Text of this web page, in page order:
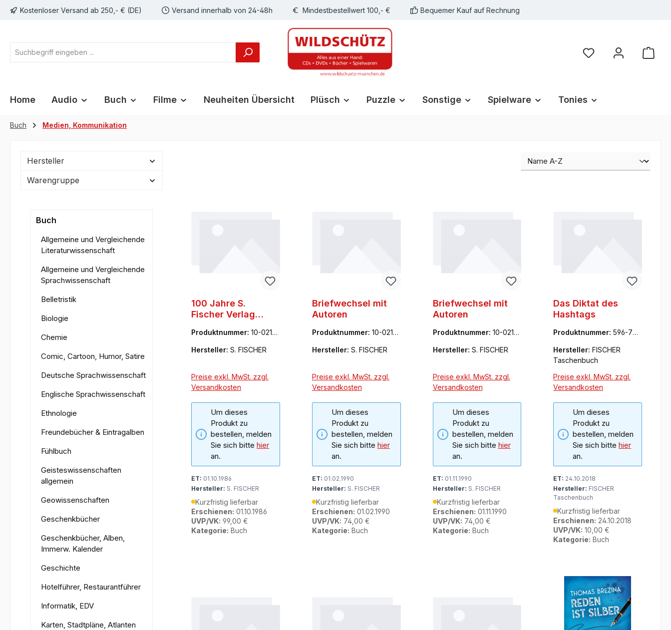
Zur Hauptnavigation springen
Kostenloser Versand ab 250,- € (DE) Versand innerhalb von 24-48h Mindestbestellwert 100,- € Bequemer Kauf auf Rechnung
Du hast 0 Produkte
Home Audio Buch Filme Neuheiten Übersicht Plüsch Puzzle Sonstige Spielware Tonies
Buch Medien, Kommunikation
Hersteller
Warengruppe
Buch
Allgemeine und Vergleichende
Literaturwissenschaft
Allgemeine und Vergleichende
Sprachwissenschaft
Belletristik
Biologie
Chemie
Comic, Cartoon, Humor, Satire
Deutsche Sprachwissenschaft
Englische Sprachwissenschaft
Ethnologie
Freundebücher & Eintragalben
Fühlbuch
Geisteswissenschaften
allgemein
Geowissenschaften
Geschenkbücher
Geschenkbücher, Alben,
Immerw. Kalender
Geschichte
Hotelführer, Restaurantführer
Informatik, EDV
Karten, Stadtpläne, Atlanten
100 Jahre S.
Fischer Verlag
Bibliographie
Produktnummer: 10-0215
Hersteller: S. FISCHER
Preise exkl. MwSt. zzgl.
Versandkosten
Um dieses
Produkt zu
bestellen, melden
Sie sich bitte hier
an.
ET: 01.10.1986
Hersteller: S. FISCHER
Kurzfristig lieferbar
Erschienen: 01.10.1986
UVP/VK: 99,00 €
Kategorie: Buch
Briefwechsel mit
Autoren
Produktnummer: 10-0215
Hersteller: S. FISCHER
Preise exkl. MwSt. zzgl.
Versandkosten
Um dieses
Produkt zu
bestellen, melden
Sie sich bitte hier
an.
ET: 01.02.1990
Hersteller: S. FISCHER
Kurzfristig lieferbar
Erschienen: 01.02.1990
UVP/VK: 74,00 €
Kategorie: Buch
Briefwechsel mit
Autoren
Produktnummer: 10-0216
Hersteller: S. FISCHER
Preise exkl. MwSt. zzgl.
Versandkosten
Um dieses
Produkt zu
bestellen, melden
Sie sich bitte hier
an.
ET: 01.11.1990
Hersteller: S. FISCHER
Kurzfristig lieferbar
Erschienen: 01.11.1990
UVP/VK: 74,00 €
Kategorie: Buch
Das Diktat des
Hashtags
Produktnummer:596-703
Hersteller:FISCHER
Taschenbuch
Preise exkl. MwSt. zzgl.
Versandkosten
Um dieses
Produkt zu
bestellen, melden
Sie sich bittehier
an.
ET: 24.10.2018
Hersteller: FISCHER
Taschenbuch
Kurzfristig lieferbar
Erschienen: 24.10.2018
UVP/VK: 10,00 €
Kategorie: Buch